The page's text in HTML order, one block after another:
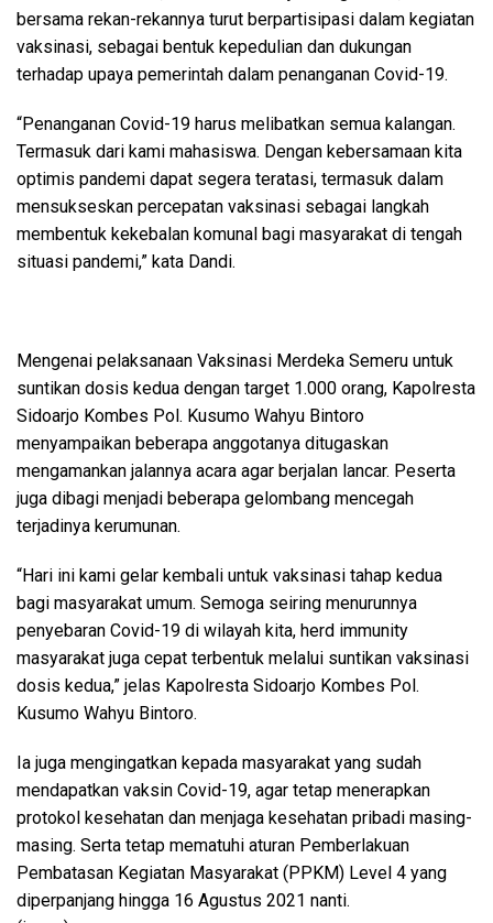
bersama rekan-rekannya turut berpartisipasi dalam kegiatan
vaksinasi, sebagai bentuk kepedulian dan dukungan
terhadap upaya pemerintah dalam penanganan Covid-19.
“Penanganan Covid-19 harus melibatkan semua kalangan.
Termasuk dari kami mahasiswa. Dengan kebersamaan kita
optimis pandemi dapat segera teratasi, termasuk dalam
mensukseskan percepatan vaksinasi sebagai langkah
membentuk kekebalan komunal bagi masyarakat di tengah
situasi pandemi,” kata Dandi.
Mengenai pelaksanaan Vaksinasi Merdeka Semeru untuk
suntikan dosis kedua dengan target 1.000 orang, Kapolresta
Sidoarjo Kombes Pol. Kusumo Wahyu Bintoro
menyampaikan beberapa anggotanya ditugaskan
mengamankan jalannya acara agar berjalan lancar. Peserta
juga dibagi menjadi beberapa gelombang mencegah
terjadinya kerumunan.
“Hari ini kami gelar kembali untuk vaksinasi tahap kedua
bagi masyarakat umum. Semoga seiring menurunnya
penyebaran Covid-19 di wilayah kita, herd immunity
masyarakat juga cepat terbentuk melalui suntikan vaksinasi
dosis kedua,” jelas Kapolresta Sidoarjo Kombes Pol.
Kusumo Wahyu Bintoro.
Ia juga mengingatkan kepada masyarakat yang sudah
mendapatkan vaksin Covid-19, agar tetap menerapkan
protokol kesehatan dan menjaga kesehatan pribadi masing-
masing. Serta tetap mematuhi aturan Pemberlakuan
Pembatasan Kegiatan Masyarakat (PPKM) Level 4 yang
diperpanjang hingga 16 Agustus 2021 nanti.